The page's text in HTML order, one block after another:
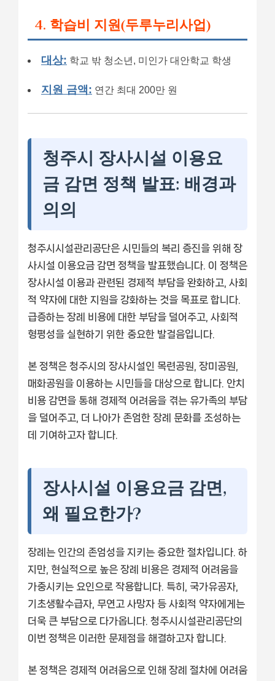
4. 학습비 지원(두루누리사업)
대상: 학교 밖 청소년, 미인가 대안학교 학생
지원 금액: 연간 최대 200만 원
청주시 장사시설 이용요
금 감면 정책 발표: 배경과
의의
청주시시설관리공단은 시민들의 복리 증진을 위해 장
사시설 이용요금 감면 정책을 발표했습니다. 이 정책은
장사시설 이용과 관련된 경제적 부담을 완화하고, 사회
적 약자에 대한 지원을 강화하는 것을 목표로 합니다.
급증하는 장례 비용에 대한 부담을 덜어주고, 사회적
형평성을 실현하기 위한 중요한 발걸음입니다.
본 정책은 청주시의 장사시설인 목련공원, 장미공원,
매화공원을 이용하는 시민들을 대상으로 합니다. 안치
비용 감면을 통해 경제적 어려움을 겪는 유가족의 부담
을 덜어주고, 더 나아가 존엄한 장례 문화를 조성하는
데 기여하고자 합니다.
장사시설 이용요금 감면,
왜 필요한가?
장례는 인간의 존엄성을 지키는 중요한 절차입니다. 하
지만, 현실적으로 높은 장례 비용은 경제적 어려움을
가중시키는 요인으로 작용합니다. 특히, 국가유공자,
기초생활수급자, 무연고 사망자 등 사회적 약자에게는
더욱 큰 부담으로 다가옵니다. 청주시시설관리공단의
이번 정책은 이러한 문제점을 해결하고자 합니다.
본 정책은 경제적 어려움으로 인해 장례 절차에 어려움